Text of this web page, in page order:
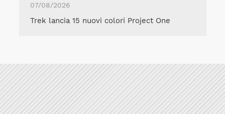
07/08/2026
Trek lancia 15 nuovi colori Project One